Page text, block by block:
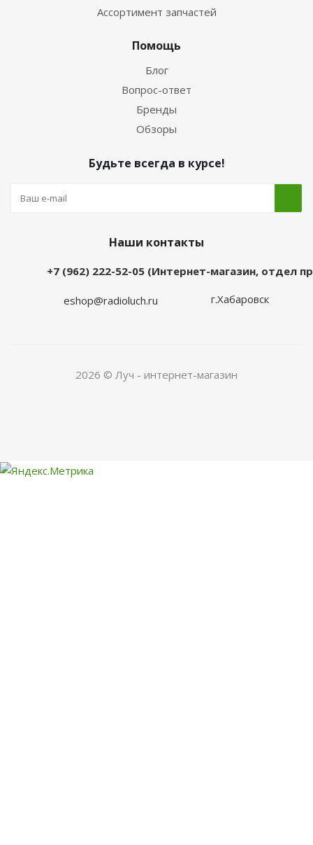
Ассортимент запчастей
Помощь
Блог
Вопрос-ответ
Бренды
Обзоры
Будьте всегда в курсе!
Наши контакты
+7 (962) 222-52-05 (Интернет-магазин, отдел
eshop@radioluch.ru г.Хабаровск
2026 © Луч - интернет-магазин